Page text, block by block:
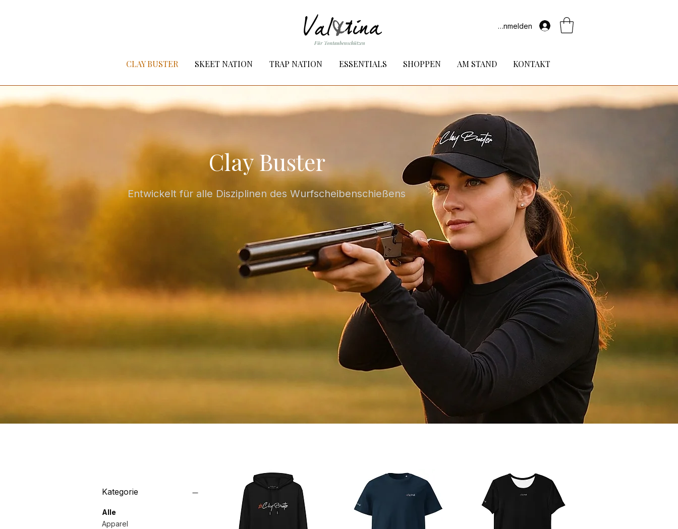
Für Tontaubenschützen
Anmelden
CLAY BUSTER SKEET NATION TRAP NATION ESSENTIALS SHOPPEN AM STAND KONTAKT
Clay Buster
Entwickelt für alle Disziplinen des Wurfscheibenschießens
Kategorie
Alle
Apparel